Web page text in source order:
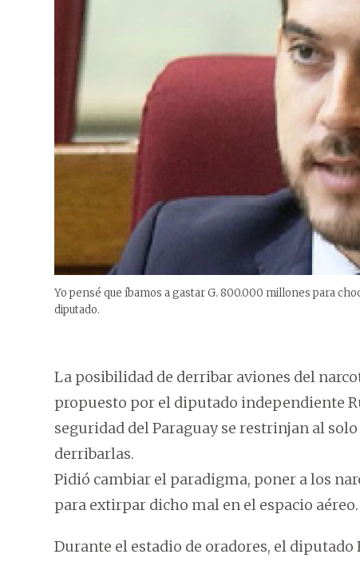
Yo pensé que íbamos a gastar G. 800.000 millones para
diputado.
La posibilidad de derribar aviones del
propuesto por el diputado independiente
seguridad del Paraguay se restrinjan al
derribarlas.
Pidió cambiar el paradigma, poner a los
para extirpar dicho mal en el espacio aéreo.
Durante el estadio de oradores, el